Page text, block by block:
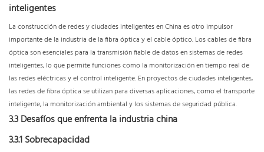
inteligentes
La construcción de redes y ciudades inteligentes en China es otro impulsor
importante de la industria de la fibra óptica y el cable óptico. Los cables de fibra
óptica son esenciales para la transmisión fiable de datos en sistemas de redes
inteligentes, lo que permite funciones como la monitorización en tiempo real de
las redes eléctricas y el control inteligente. En proyectos de ciudades inteligentes,
las redes de fibra óptica se utilizan para diversas aplicaciones, como el transporte
inteligente, la monitorización ambiental y los sistemas de seguridad pública.
3.3 Desafíos que enfrenta la industria china
3.3.1 Sobrecapacidad